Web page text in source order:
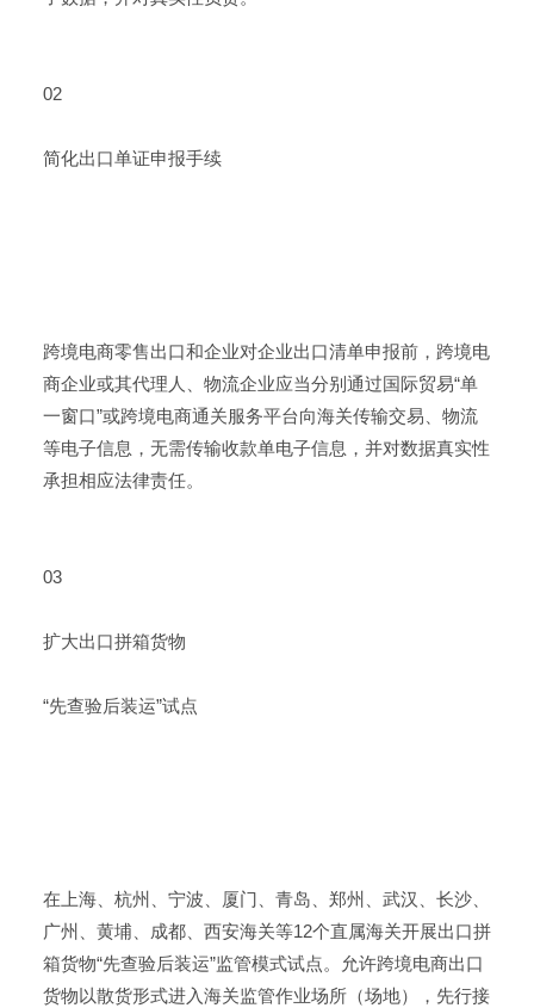
02
简化出口单证申报手续
跨境电商零售出口和企业对企业出口清单申报前，跨境电
商企业或其代理人、物流企业应当分别通过国际贸易“单
一窗口”或跨境电商通关服务平台向海关传输交易、物流
等电子信息，无需传输收款单电子信息，并对数据真实性
承担相应法律责任。
03
扩大出口拼箱货物
“先查验后装运”试点
在上海、杭州、宁波、厦门、青岛、郑州、武汉、长沙、
广州、黄埔、成都、西安海关等12个直属海关开展出口拼
箱货物“先查验后装运”监管模式试点。允许跨境电商出口
货物以散货形式进入海关监管作业场所（场地），先行接